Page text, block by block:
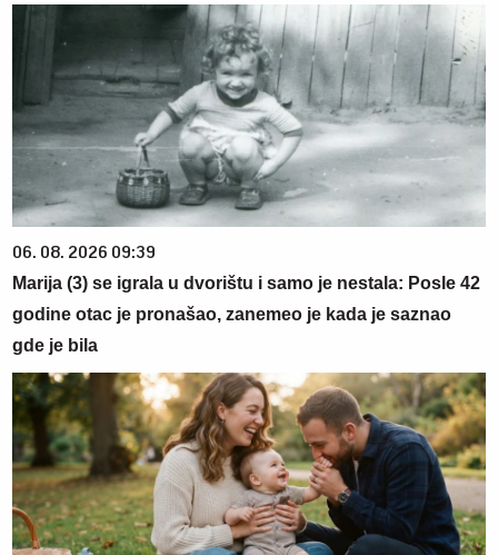
06. 08. 2026 09:39
Marija (3) se igrala u dvorištu i samo je nestala: Posle 42
godine otac je pronašao, zanemeo je kada je saznao
gde je bila